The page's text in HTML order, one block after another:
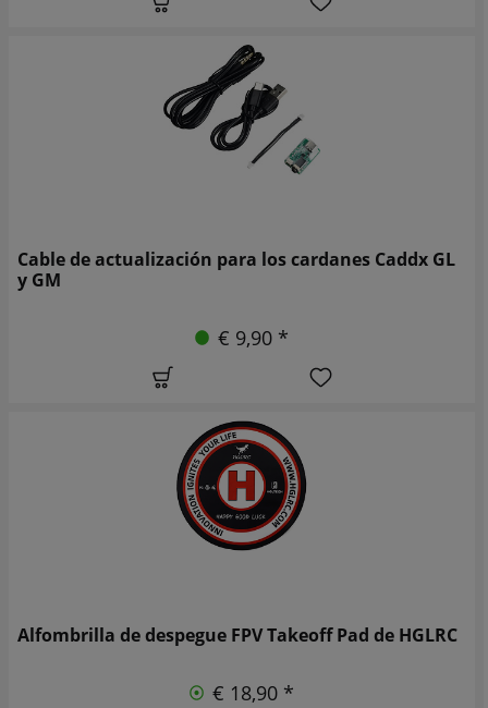
Cable de actualización para los cardanes Caddx GL
y GM
€ 9,90 *
Alfombrilla de despegue FPV Takeoff Pad de HGLRC
€ 18,90 *